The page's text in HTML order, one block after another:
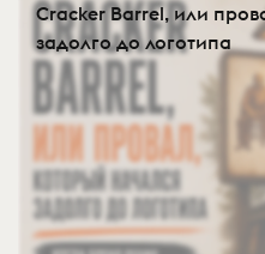
Cracker Barrel, или
задолго до логотипа